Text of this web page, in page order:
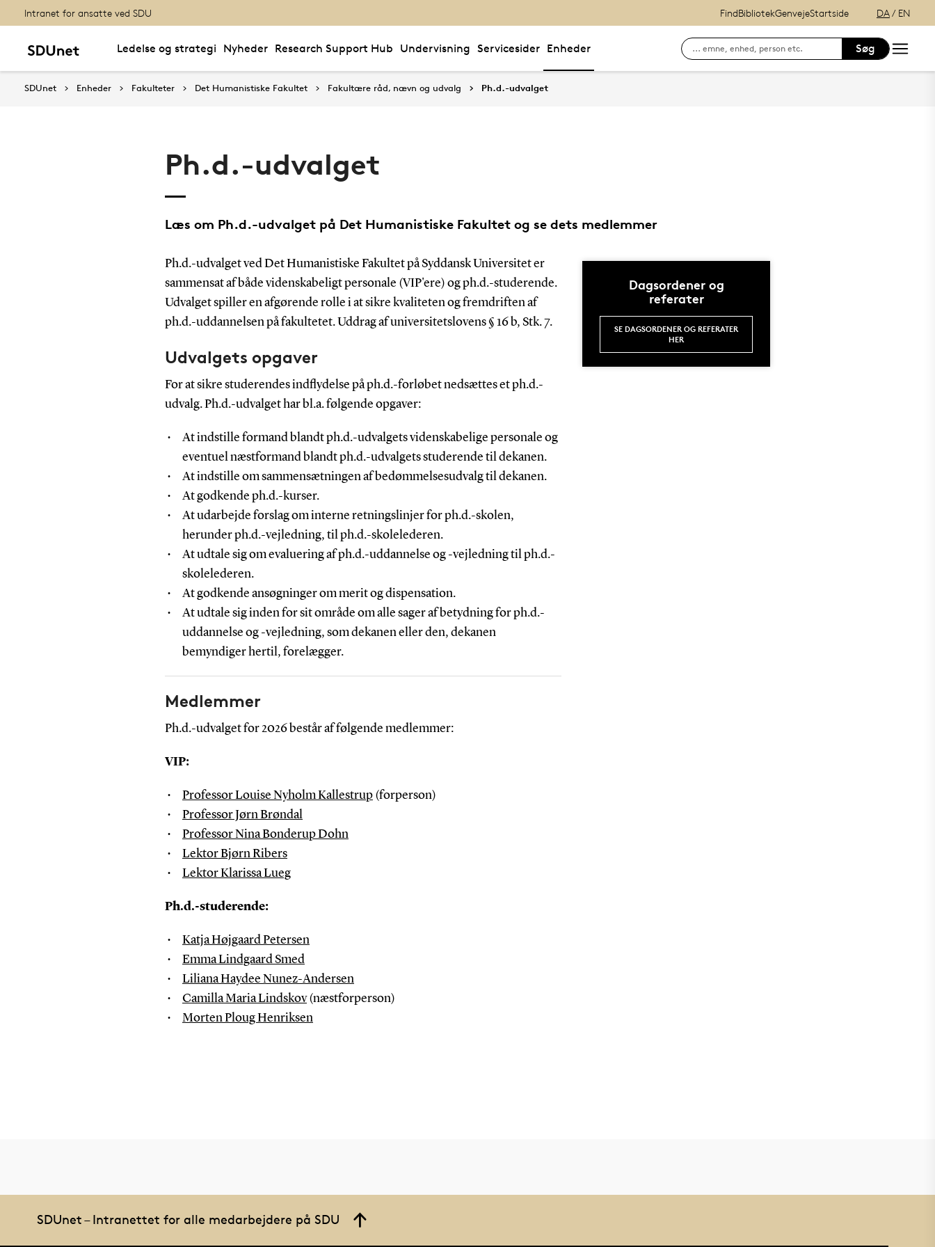
Intranet for ansatte ved SDU Find
Søg efter kontaktinformation på ansatte
BibliotekGenveje
E-læring (itslearning)
Startside DA/ EN
Ledelse og strategi Nyheder Research Support Hub Undervisning Servicesider Enheder Søg
SDUnet Enheder Fakulteter Det Humanistiske Fakultet Fakultære råd, nævn og udvalg Ph.d.-udvalget
Ph.d.-udvalget
Læs om Ph.d.-udvalget på Det Humanistiske Fakultet og se dets medlemmer
Ph.d.-udvalget ved Det Humanistiske Fakultet på Syddansk Universitet er
sammensat af både videnskabeligt personale (VIP'ere) og ph.d.-studerende.
Udvalget spiller en afgørende rolle i at sikre kvaliteten og fremdriften af
ph.d.-uddannelsen på fakultetet. Uddrag af universitetslovens § 16 b, Stk. 7.
Udvalgets opgaver
For at sikre studerendes indflydelse på ph.d.-forløbet nedsættes et ph.d.-
udvalg. Ph.d.-udvalget har bl.a. følgende opgaver:
At indstille formand blandt ph.d.-udvalgets videnskabelige personale og
eventuel næstformand blandt ph.d.-udvalgets studerende til dekanen.
At indstille om sammensætningen af bedømmelsesudvalg til dekanen.
At godkende ph.d.-kurser.
At udarbejde forslag om interne retningslinjer for ph.d.-skolen,
herunder ph.d.-vejledning, til ph.d.-skolelederen.
At udtale sig om evaluering af ph.d.-uddannelse og -vejledning til ph.d.-
skolelederen.
At godkende ansøgninger om merit og dispensation.
At udtale sig inden for sit område om alle sager af betydning for ph.d.-
uddannelse og -vejledning, som dekanen eller den, dekanen
bemyndiger hertil, forelægger.
Medlemmer
Ph.d.-udvalget for 2026 består af følgende medlemmer:
VIP:
Professor Louise Nyholm Kallestrup(forperson)
Professor Jørn Brøndal
Professor Nina Bonderup Dohn
Lektor Bjørn Ribers
Lektor Klarissa Lueg
Ph.d.-studerende:
Katja Højgaard Petersen
Emma Lindgaard Smed
Liliana Haydee Nunez-Andersen
Camilla Maria Lindskov(næstforperson)
Morten Ploug Henriksen
Dagsordener og
referater
SE DAGSORDENER OG REFERATER
HER
SDUnet – Intranettet for alle medarbejdere på SDU